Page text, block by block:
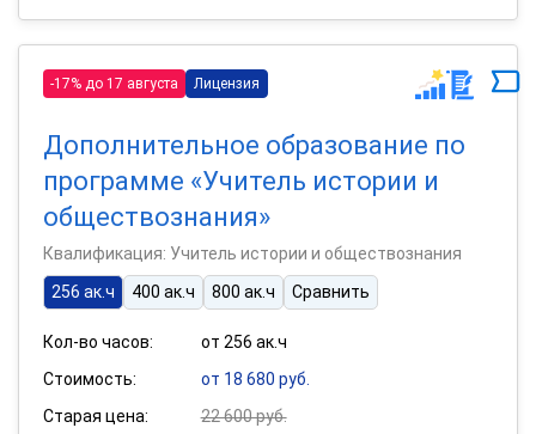
-17% до 17 августа Лицензия
Дополнительное образование по
программе «Учитель истории и
обществознания»
Квалификация: Учитель истории и обществознания
256 ак.ч
400 ак.ч 800 ак.ч Сравнить
Кол-во часов:
от 256 ак.ч
Стоимость:
от 18 680 руб.
Старая цена:
22 600 руб.